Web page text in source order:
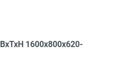
1600x800x620-